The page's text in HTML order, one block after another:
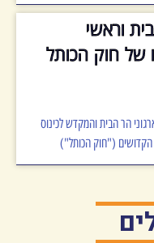
וראשי
של חוק הכותל
9.4) נפגשו נציגי ארגוני הר הבית והמקדש לכינוס
הקדושים ("חוק הכותל")